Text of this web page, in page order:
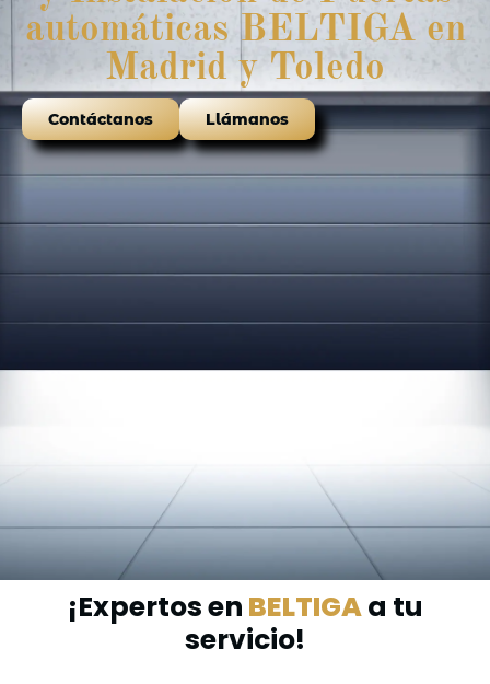
automáticas BELTIGA en
Madrid y Toledo
Contáctanos Llámanos
¡Expertos en BELTIGAa tu
servicio!